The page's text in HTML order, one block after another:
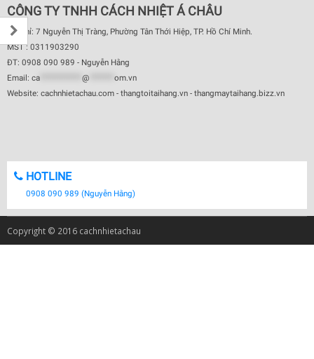
CÔNG TY TNHH CÁCH NHIỆT Á CHÂU
Địa chỉ: 7 Nguyễn Thị Tràng, Phường Tân Thới Hiệp, TP. Hồ Chí Minh.
MST : 0311903290
ĐT: 0908 090 989 - Nguyễn Hằng
Email: ca @
om.vn
Website: cachnhietachau.com - thangtoitaihang.vn - thangmaytaihang.bizz.vn
HOTLINE
0908 090 989 (Nguyễn Hằng)
Copyright © 2016 cachnhietachau